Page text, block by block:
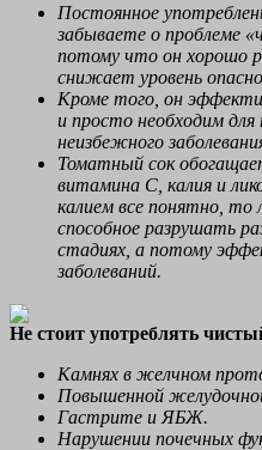
Постоянное
забываете о проблеме
потому что он хорошо
снижает уровень
Кроме того, он
и просто необходим
неизбежного
Томатный сок
витамина С, калия и
калием все понятно, то
способное разрушать
стадиях, а потому
заболеваний.
Не стоит употреблять
Камнях в желчном
Повышенной
Гастрите и ЯБЖ.
Нарушении почечных